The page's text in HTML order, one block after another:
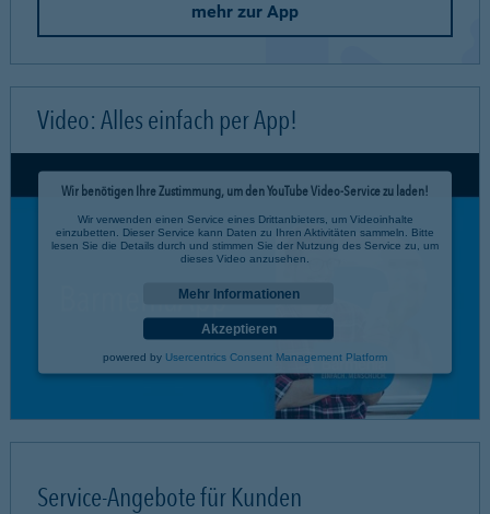
mehr zur App
Video: Alles einfach per App!
Wir benötigen Ihre Zustimmung, um den YouTube Video-Service zu laden!
Wir verwenden einen Service eines Drittanbieters, um Videoinhalte
einzubetten. Dieser Service kann Daten zu Ihren Aktivitäten sammeln. Bitte
lesen Sie die Details durch und stimmen Sie der Nutzung des Service zu, um
dieses Video anzusehen.
Mehr Informationen
Akzeptieren
powered by Usercentrics Consent Management Platform
Service-Angebote für Kunden